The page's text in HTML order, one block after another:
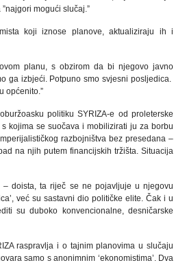
mogući slučaj.”
koji iznose planove, aktualiziraju ih i
planu, s obzirom da bi njegovo javno
ga izbjeći. Potpuno smo svjesni posljedica.
općenito.”
politiku SYRIZA-e od proleterske
kojima se suočava i mobilizirati ju za borbu
razbojništva bez presedana –
na njih putem financijskih tržišta. Situacija
doista, ta riječ se ne pojavljuje u njegovu
već su sastavni dio političke elite. Čak i u
su duboko konvencionalne, desničarske
raspravlja i o tajnim planovima u slučaju
samo s anonimnim ‘ekonomistima’. Dva